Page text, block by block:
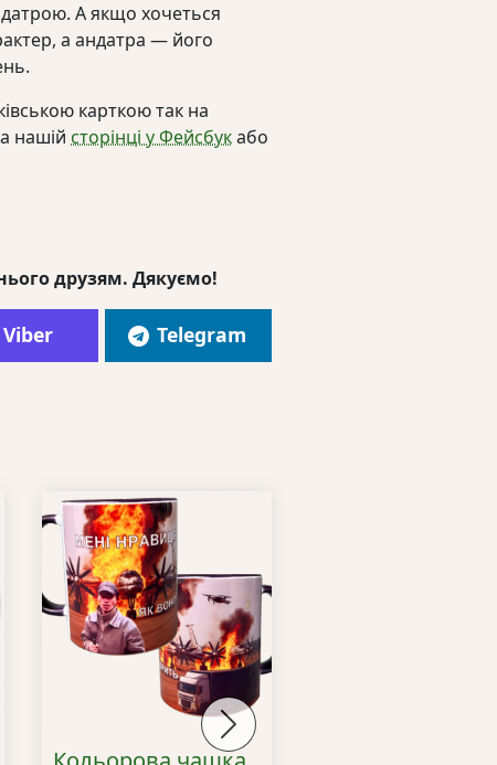
А якщо хочеться
а андатра — його
карткою так на
нашій сторінці у Фейсбукабо
друзям. Дякуємо!
Viber Telegram
Next